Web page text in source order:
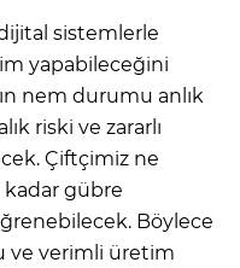
sistemlerle
yapabileceğini
nem durumu anlık
riski ve zararlı
Çiftçimiz ne
kadar gübre
Böylece
ve verimli üretim